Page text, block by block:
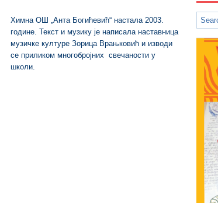
Химна ОШ „Анта Богићевић“ настала 2003.
године. Текст и музику је написала наставница
музичке културе Зорица Врањковић и изводи
се приликом многобројних свечаности у
школи.